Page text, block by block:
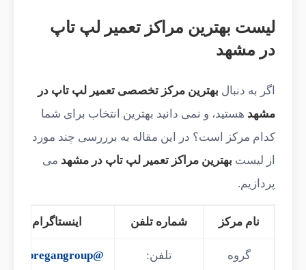
لیست بهترین مراکز تعمیر لپ تاپ
در مشهد
اگر به دنبال بهترین مرکز تخصصی تعمیر لپ تاپ در
مشهد هستید، و نمی دانید بهترین انتخاب برای شما
کدام مرکز است؟ در این مقاله به برررسی چند مورد
از لیست بهترین مراکز تعمیر لپ تاپ در مشهد می
پردازیم.
نام مرکز شماره تلفن اینستاگرام
گروه
تلفن:
@khebregangroup